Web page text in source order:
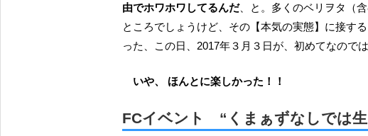
由でホワホワしてるんだ、と。多くのベリヲタ（
ところでしょうけど、その【本気の実態】に接す
った、この日、2017年３月３日が、初めてなのでは
いや、 ほんとに楽しかった！！
FCイベント “くまぁずなしでは